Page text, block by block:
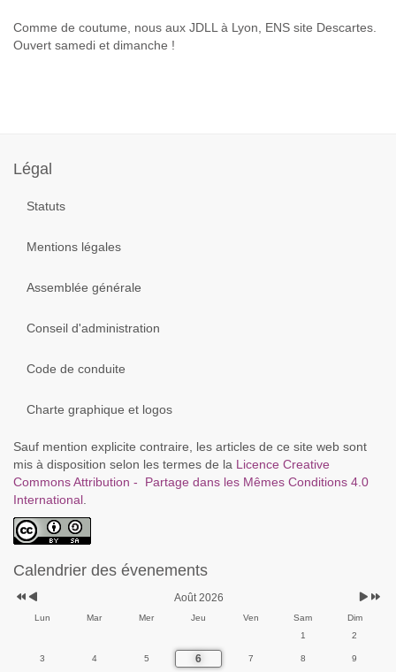
Comme de coutume, nous aux JDLL à Lyon, ENS site Descartes.
Ouvert samedi et dimanche !
Légal
Statuts
Mentions légales
Assemblée générale
Conseil d'administration
Code de conduite
Charte graphique et logos
Sauf mention explicite contraire, les articles de ce site web sont
mis à disposition selon les termes de la Licence Creative
Commons Attribution - Partage dans les Mêmes Conditions 4.0
International
Calendrier des évenements
précédenteprécédent
Août 2026
Lun Mar Mer Jeu Ven Sam
Dim
1
2
3 4 5 6 7 8 9